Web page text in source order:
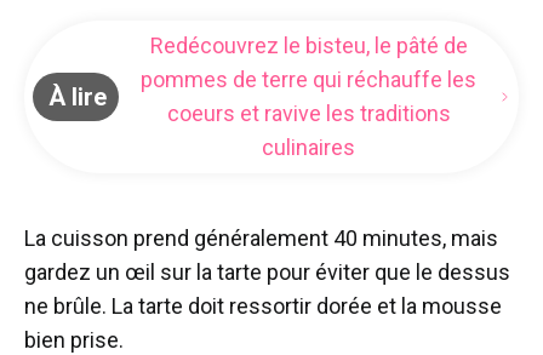
À lire
Redécouvrez le bisteu, le pâté de
pommes de terre qui réchauffe les
coeurs et ravive les traditions
culinaires
La cuisson prend généralement 40 minutes, mais
gardez un œil sur la tarte pour éviter que le dessus
ne brûle. La tarte doit ressortir dorée et la mousse
bien prise.